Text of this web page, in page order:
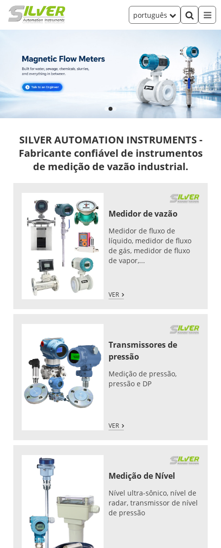
português
SILVER AUTOMATION INSTRUMENTS -
Fabricante confiável de instrumentos
de medição de vazão industrial.
Medidor de vazão
Medidor de fluxo de
líquido, medidor de fluxo
de gás, medidor de fluxo
de vapor,...
VER
Transmissores de
pressão
Medição de pressão,
pressão e DP
VER
Medição de Nível
Nível ultra-sônico, nível de
radar, transmissor de nível
de pressão